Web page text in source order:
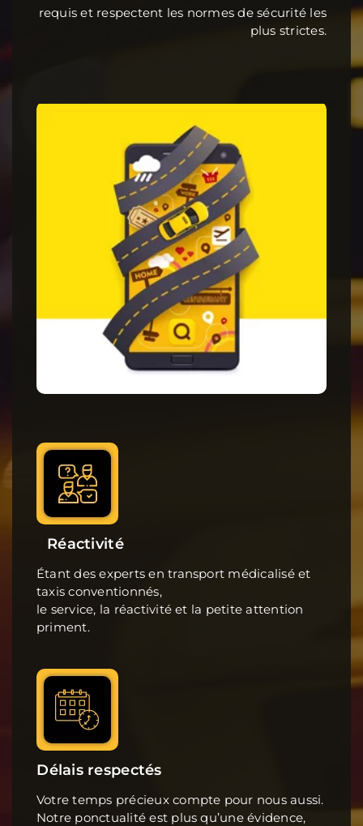
requis et respectent les normes de sécurité les
plus strictes.
Réactivité
Étant des experts en transport médicalisé et
taxis conventionnés,
le service, la réactivité et la petite attention
priment.
Délais respectés
Votre temps précieux compte pour nous aussi.
Notre ponctualité est plus qu’une évidence,